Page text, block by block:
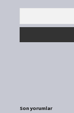
Son yorumlar